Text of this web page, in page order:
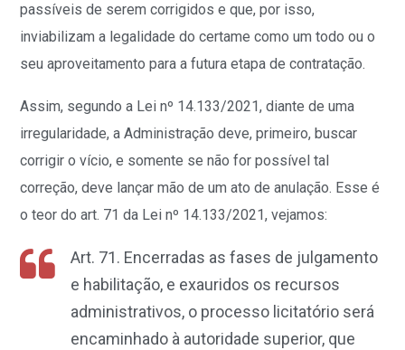
passíveis de serem corrigidos e que, por isso,
inviabilizam a legalidade do certame como um todo ou o
seu aproveitamento para a futura etapa de contratação.
Assim, segundo a Lei nº 14.133/2021, diante de uma
irregularidade, a Administração deve, primeiro, buscar
corrigir o vício, e somente se não for possível tal
correção, deve lançar mão de um ato de anulação. Esse é
o teor do art. 71 da Lei nº 14.133/2021, vejamos:
Art. 71. Encerradas as fases de julgamento
e habilitação, e exauridos os recursos
administrativos, o processo licitatório será
encaminhado à autoridade superior, que